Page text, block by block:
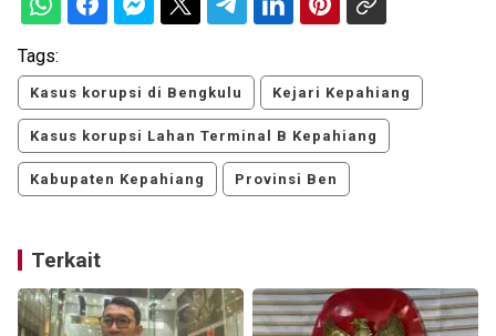
Tags:
Kasus korupsi di Bengkulu Kejari Kepahiang
Kasus korupsi Lahan Terminal B Kepahiang
Kabupaten Kepahiang Provinsi Ben
Terkait